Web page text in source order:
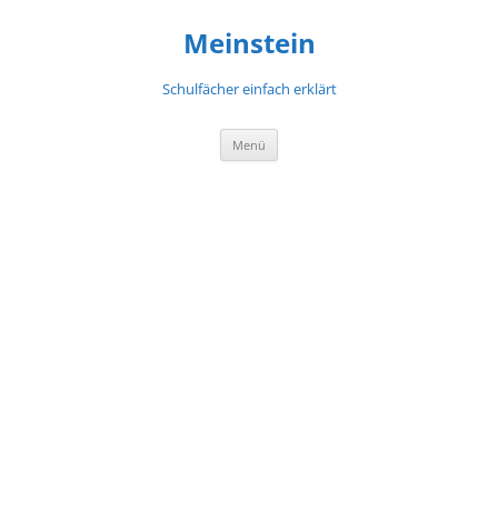
Meinstein
Schulfächer einfach erklärt
Menü